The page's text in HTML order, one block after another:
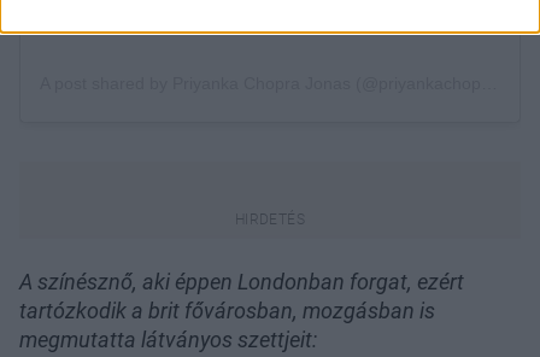
A színésznő, aki éppen Londonban forgat, ezért
tartózkodik a brit fővárosban, mozgásban is
megmutatta látványos szettjeit: